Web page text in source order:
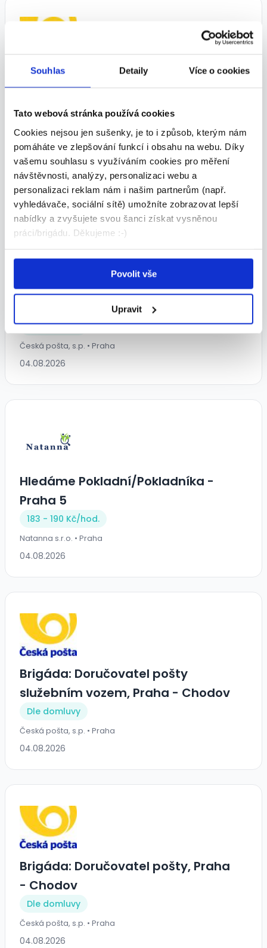
Souhlas Detaily Více o cookies
Tato webová stránka používá cookies
Cookies nejsou jen sušenky, je to i způsob, kterým nám
pomáháte ve zlepšování funkcí i obsahu na webu. Díky
vašemu souhlasu s využíváním cookies pro měření
návštěvnosti, analýzy, personalizaci webu a
personalizaci reklam nám i našim partnerům (např.
vyhledávače, sociální sítě) umožníte zobrazovat lepší
nabídky a zvyšujete svou šanci získat vysněnou
práci/brigádu. Děkujeme :-)
Povolit vše
Upravit
Brigáda: Balíkový doručovatel,
167 - 200 Kč/hod.
Česká pošta, s.p. • Praha
04.08.2026
Brigáda: Balíkový doručovatel,
Praha 10 - Malešice - ranní, nebo
odpolední směny!
Dle domluvy
Česká pošta, s.p. • Praha
04.08.2026
Hledáme Pokladní/Pokladníka -
Praha 5
183 - 190 Kč/hod.
Natanna s.r.o. • Praha
04.08.2026
Brigáda: Doručovatel pošty
služebním vozem, Praha - Chodov
Dle domluvy
Česká pošta, s.p. • Praha
04.08.2026
Brigáda: Doručovatel pošty, Praha
- Chodov
Dle domluvy
Česká pošta, s.p. • Praha
04.08.2026